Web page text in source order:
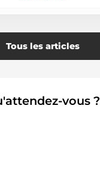
Tous les articles
vous ?